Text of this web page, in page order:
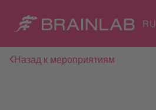
RU
Назад к мероприятиям